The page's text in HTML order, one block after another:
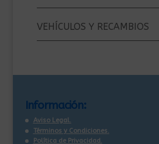
VEHÍCULOS Y RECAMBIOS
Información:
Aviso Legal.
Términos y Condiciones.
Política de Privacidad.